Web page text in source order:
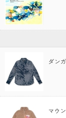
ダン
マウ